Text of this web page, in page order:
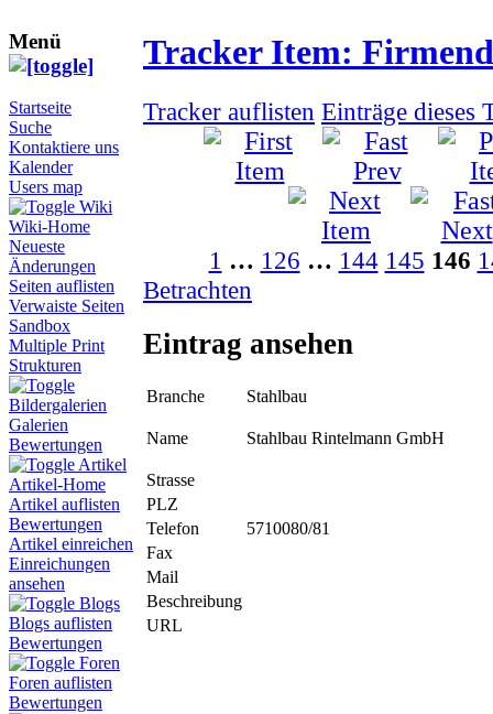
Menü
Startseite
Suche
Kontaktiere uns
Kalender
Users map
Wiki
Wiki-Home
Neueste
Änderungen
Seiten auflisten
Verwaiste Seiten
Sandbox
Multiple Print
Strukturen
Bildergalerien
Galerien
Bewertungen
Artikel
Artikel-Home
Artikel auflisten
Bewertungen
Artikel einreichen
Einreichungen
ansehen
Blogs
Blogs auflisten
Bewertungen
Foren
Foren auflisten
Bewertungen
Tracker Item:
Tracker auflisten Einträge dieses
1 … 126 … 144 145 146
Betrachten
Eintrag ansehen
Branche Stahlbau
Name Stahlbau Rintelmann GmbH
Strasse
PLZ
Telefon
5710080/81
Fax
Mail
Beschreibung
URL